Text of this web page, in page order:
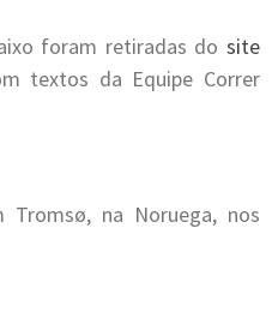
foram retiradas do site
textos da Equipe Correr
na Noruega, nos